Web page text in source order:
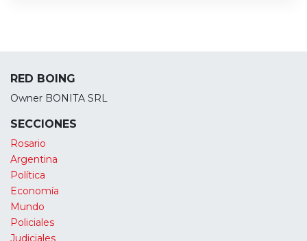
RED BOING
Owner BONITA SRL
SECCIONES
Rosario
Argentina
Política
Economía
Mundo
Policiales
Judiciales